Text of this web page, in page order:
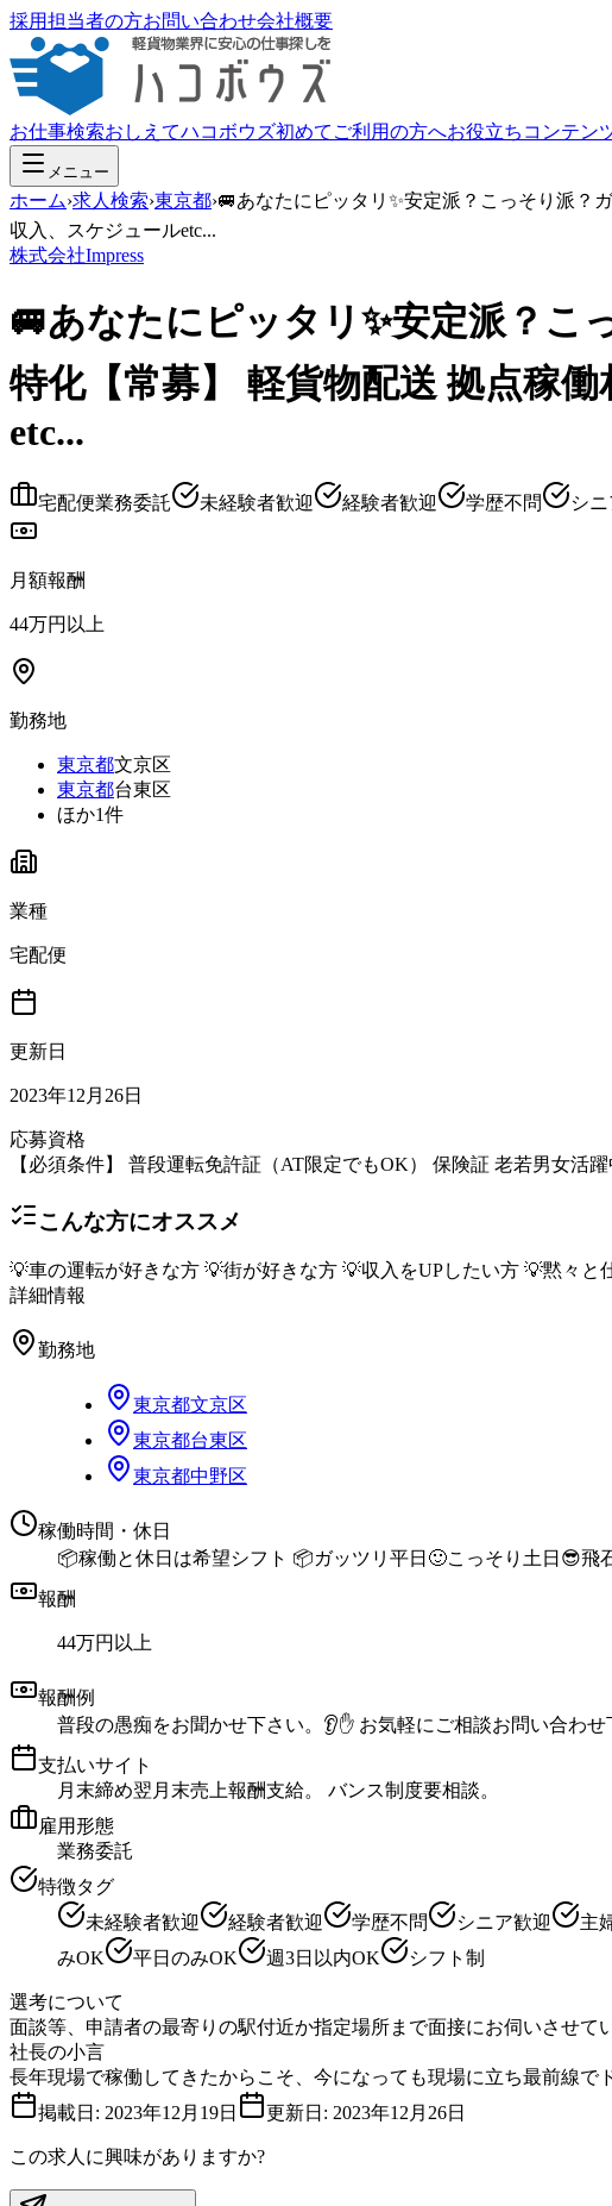
採用担当者の方お問い合わせ会社概要
お仕事検索おしえてハコボウズ初めてご利用の方へお役立ちコンテン
メニュー
ホーム›求人検索›東京都›🚐あなたにピッタリ✨安定派？こっそり派？
収入、スケジュールetc...
株式会社Impress
🚐あなたにピッタリ✨安定派？こ
特化【常募】 軽貨物配送 拠点稼
etc...
宅配便業務委託 未経験者歓迎 経験者歓迎 学歴不問 シ
月額報酬
44万円以上
勤務地
東京都文京区
東京都台東区
ほか1件
業種
宅配便
更新日
2023年12月26日
応募資格
【必須条件】 普段運転免許証（AT限定でもOK） 保険証 老若男女活
こんな方にオススメ
💡車の運転が好きな方 💡街が好きな方 💡収入をUPしたい方 💡黙々
詳細情報
勤務地
東京都文京区
東京都台東区
東京都中野区
稼働時間・休日
📦稼働と休日は希望シフト 📦ガッツリ平日🙂こっそり土日😎
報酬
44万円以上
報酬例
普段の愚痴をお聞かせ下さい。👂✋ お気軽にご相談お問い合わせ
支払いサイト
月末締め翌月末売上報酬支給。 バンス制度要相談。
雇用形態
業務委託
特徴タグ
未経験者歓迎
経験者歓迎 学歴不問 シニア歓迎 主
みOK
平日のみOK 週3日以内OK シフト制
選考について
面談等、申請者の最寄りの駅付近か指定場所まで面接にお伺いさせて
社長の小言
長年現場で稼働してきたからこそ、今になっても現場に立ち最前線
掲載日: 2023年12月19日 更新日: 2023年12月26日
この求人に興味がありますか?